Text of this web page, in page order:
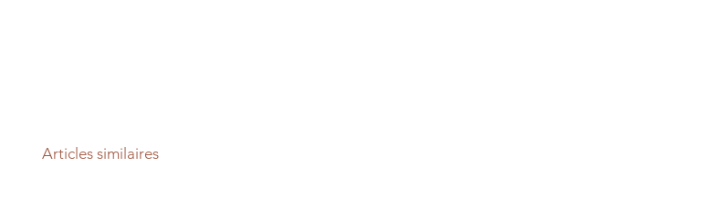
Articles similaires